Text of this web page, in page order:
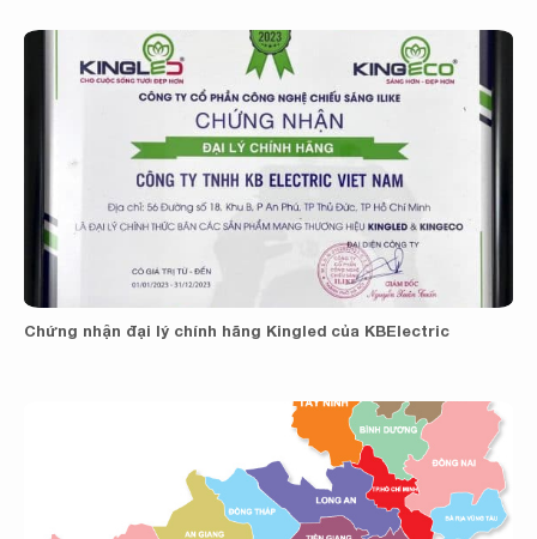
Chứng nhận đại lý chính hãng Kingled của KBElectric